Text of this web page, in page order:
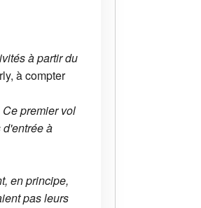
à partir du
à compter
premier vol
à
en principe,
pas leurs